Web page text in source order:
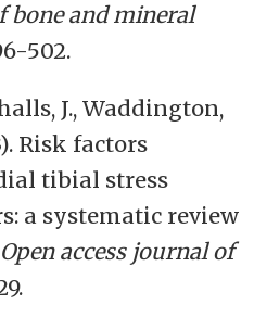
bone and mineral
502.
J., Waddington,
Risk factors
tibial stress
a systematic review
Open access journal of